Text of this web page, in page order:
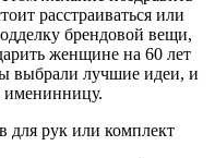
расстраиваться или
брендовой вещи,
женщине на 60 лет
выбрали лучшие идеи, и
именинницу.
для рук или комплект